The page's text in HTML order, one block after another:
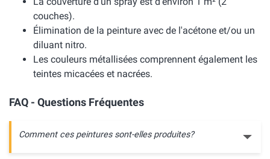
couches).
Élimination de la peinture avec de l'acétone et/ou un
diluant nitro.
Les couleurs métallisées comprennent également les
teintes micacées et nacrées.
FAQ - Questions Fréquentes
Comment ces peintures sont-elles produites?